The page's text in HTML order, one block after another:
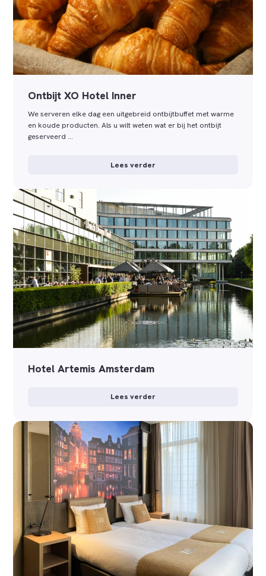
Ontbijt XO Hotel Inner
We serveren elke dag een uitgebreid ontbijtbuffet met warme
en koude producten. Als u wilt weten wat er bij het ontbijt
geserveerd …
Lees verder
Hotel Artemis Amsterdam
Lees verder